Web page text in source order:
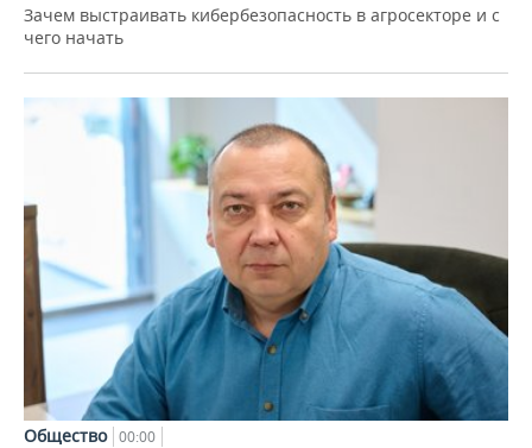
Зачем выстраивать кибербезопасность в агросекторе и с
чего начать
Общество 00:00